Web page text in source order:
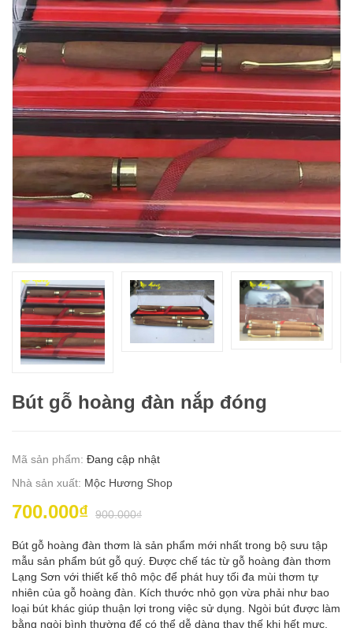
Bút gỗ hoàng đàn nắp đóng
Mã sản phẩm: Đang cập nhật
Nhà sản xuất: Mộc Hương Shop
700.000₫ 900.000₫
Bút gỗ hoàng đàn thơm là sản phẩm mới nhất trong bộ sưu tập
mẫu sản phẩm bút gỗ quý. Được chế tác từ gỗ hoàng đàn thơm
Lạng Sơn với thiết kế thô mộc để phát huy tối đa mùi thơm tự
nhiên của gỗ hoàng đàn. Kích thước nhỏ gọn vừa phải như bao
loại bút khác giúp thuận lợi trong việc sử dụng. Ngòi bút được làm
bằng ngòi bình thường để có thể dễ dàng thay thế khi hết mực.